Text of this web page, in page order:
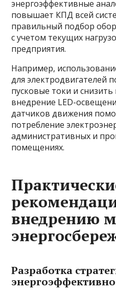
энергоэффективные
повышает КПД всей
правильный подбор
с учетом текущих
предприятия.
Например,
для электродвигателей
пусковые токи и снизить
внедрение LED-
датчиков движения
потребление
административных и
помещениях.
внедрению
Разработка